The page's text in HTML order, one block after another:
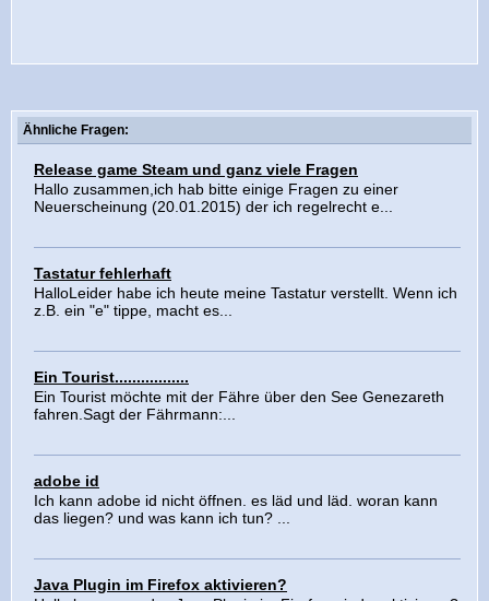
Ähnliche Fragen:
Release game Steam und ganz viele Fragen
Hallo zusammen,ich hab bitte einige Fragen zu einer
Neuerscheinung (20.01.2015) der ich regelrecht e...
Tastatur fehlerhaft
HalloLeider habe ich heute meine Tastatur verstellt. Wenn ich
z.B. ein "e" tippe, macht es...
Ein Tourist.................
Ein Tourist möchte mit der Fähre über den See Genezareth
fahren.Sagt der Fährmann:...
adobe id
Ich kann adobe id nicht öffnen. es läd und läd. woran kann
das liegen? und was kann ich tun? ...
Java Plugin im Firefox aktivieren?